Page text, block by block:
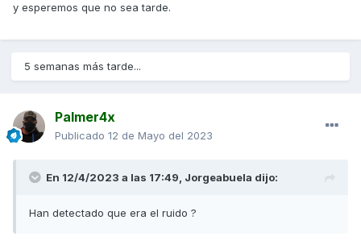
y esperemos que no sea tarde.
5 semanas más tarde...
Palmer4x
Publicado 12 de Mayo del 2023
En 12/4/2023 a las 17:49, Jorgeabuela dijo:
Han detectado que era el ruido ?